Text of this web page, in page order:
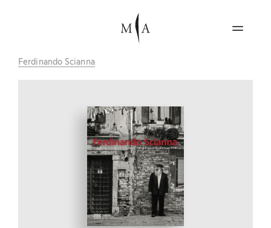
Ferdinando Scianna